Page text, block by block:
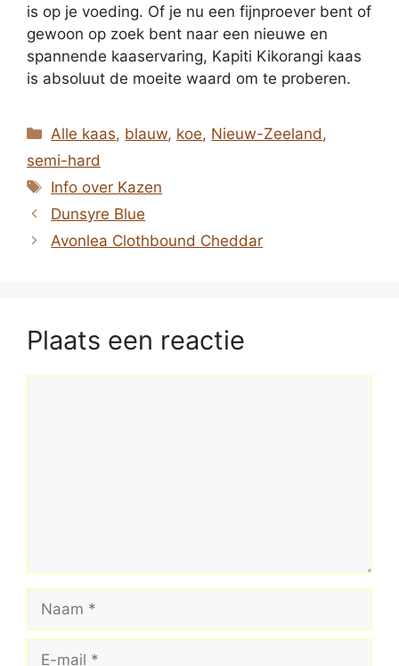
is op je voeding. Of je nu een fijnproever bent of
gewoon op zoek bent naar een nieuwe en
spannende kaaservaring, Kapiti Kikorangi kaas
is absoluut de moeite waard om te proberen.
Categorieën
Alle kaas, blauw, koe, Nieuw-Zeeland,
semi-hard
Tags
Info over Kazen
Dunsyre Blue
Avonlea Clothbound Cheddar
Plaats een reactie
Naam